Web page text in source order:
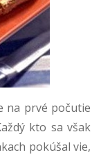
na prvé počutie
kto sa však
pokúšal vie,